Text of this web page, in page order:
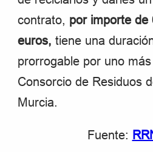
contrato, por importe de
euros,tiene una
prorrogable por uno
Consorcio de Residuos
Murcia.
Fuente: